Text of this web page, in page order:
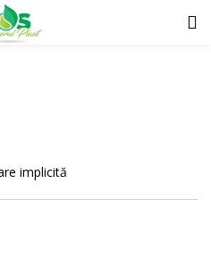
si parola pentru autentificare.